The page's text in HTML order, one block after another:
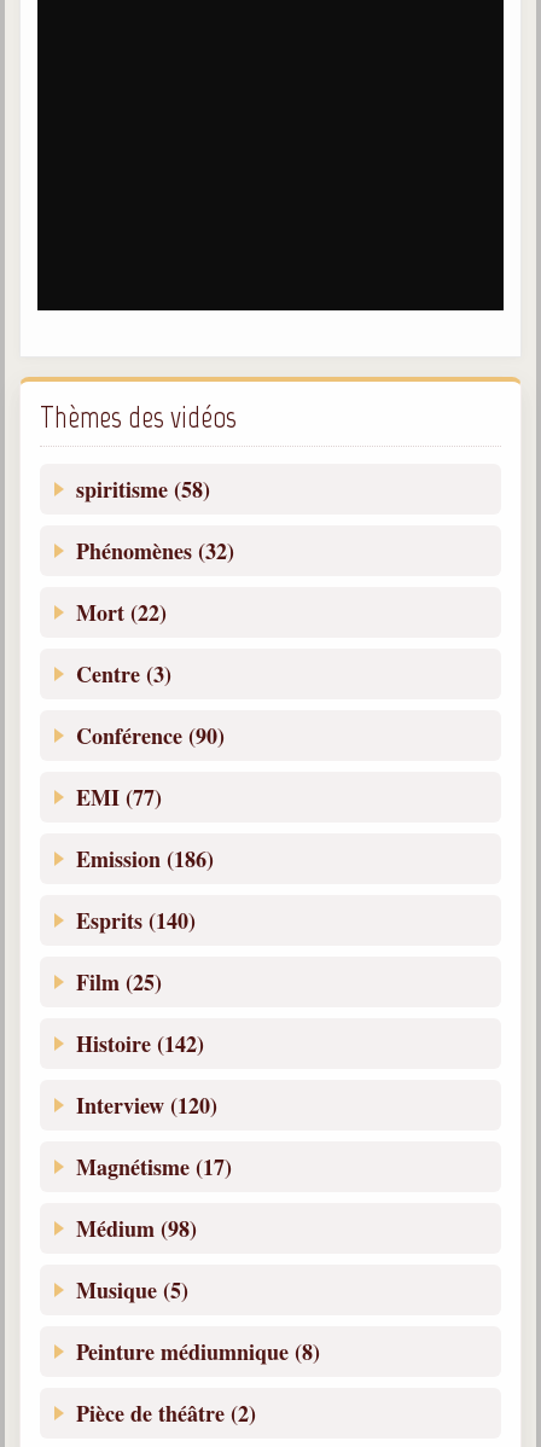
Liens spirites
France
Belgique, Lux. et Canada
Thèmes des vidéos
spiritisme (58)
Phénomènes (32)
Mort (22)
Centre (3)
Conférence (90)
EMI (77)
Emission (186)
Esprits (140)
Film (25)
Histoire (142)
Interview (120)
Magnétisme (17)
Médium (98)
Musique (5)
Peinture médiumnique (8)
Pièce de théâtre (2)